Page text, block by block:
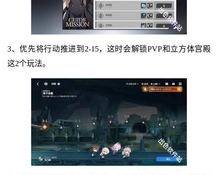
3、优先将行动推进到2-15，这时会解锁PVP和立方体宫殿
这2个玩法。